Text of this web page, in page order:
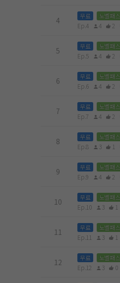
4 무료 노벨패스
Ep.4 4 2
5 무료 노벨패스
Ep.5 4 2
6 무료 노벨패스
Ep.6 4 2
7 무료 노벨패스
Ep.7 4 2
8 무료 노벨패스
Ep.8 3 1
9 무료 노벨패스
Ep.9 4 2
10 무료 노벨패스
Ep.10 3 1
11 무료 노벨패스
Ep.11 3 1
12 무료 노벨패스
Ep.12 3 0